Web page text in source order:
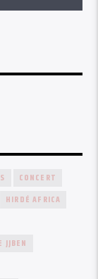
CONCERT
HIRDÉ AFRICA
JJBEN